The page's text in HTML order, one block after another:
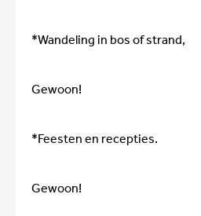
*Wandeling in bos of strand,
Gewoon!
*Feesten en recepties.
Gewoon!